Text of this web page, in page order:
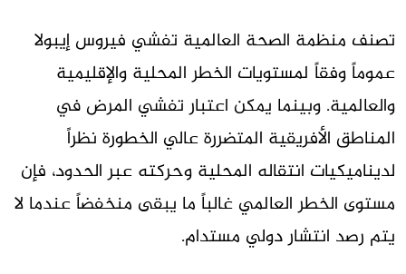
تصنف منظمة الصحة العالمية تفشي فيروس إيبولا
عموماً وفقاً لمستويات الخطر المحلية والإقليمية
والعالمية. وبينما يمكن اعتبار تفشي المرض في
المناطق الأفريقية المتضررة عالي الخطورة نظراً
لديناميكيات انتقاله المحلية وحركته عبر الحدود، فإن
مستوى الخطر العالمي غالباً ما يبقى منخفضاً عندما لا
يتم رصد انتشار دولي مستدام.